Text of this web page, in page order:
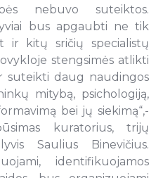
nebuvo suteiktos.
bus apgaubti ne tik
ir kitų sričių specialistų
stengsimės atlikti
suteikti daug naudingos
mitybą, psichologiją,
bei jų siekimą“,-
kuratorius, trijų
Saulius Binevičius.
identifikuojamos